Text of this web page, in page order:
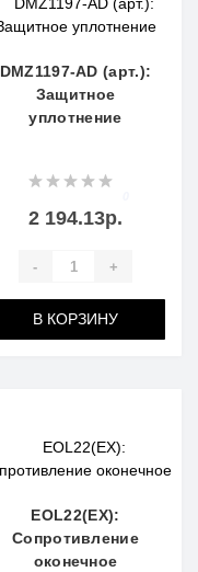
DMZ1197-AD (арт.):
Защитное
уплотнение
2 194.13р.
- +
В КОРЗИНУ
EOL22(EX):
Сопротивление
оконечное